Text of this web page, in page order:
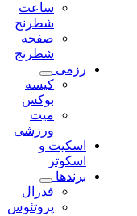
ساعت
شطرنج
صفحه
شطرنج
رزمی
کیسه
بوکس
میت
ورزشی
اسکیت و
اسکوتر
برندها
فدرال
پروتئوس